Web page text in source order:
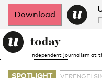
Download
Independent journalism at
SPOTLIGHT